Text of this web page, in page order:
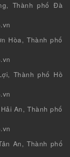
Thành phố Đà
Hòa, Thành phố
Thành phố Hồ
An, Thành phố
An, Thành phố